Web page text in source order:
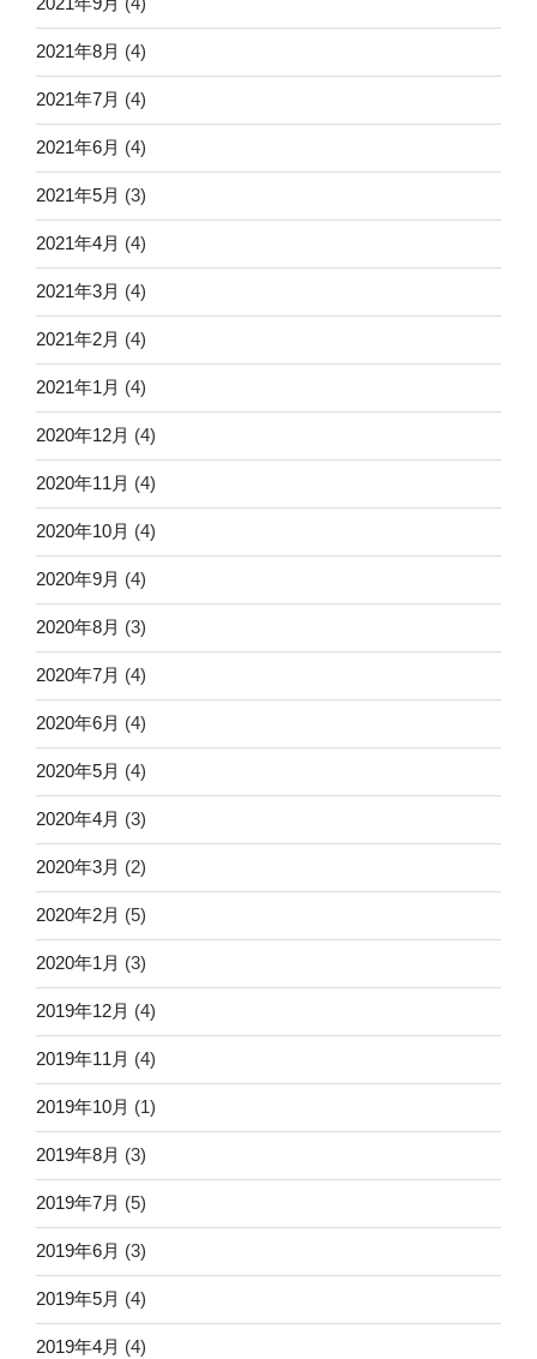
2021年8月 (4)
2021年7月 (4)
2021年6月 (4)
2021年5月 (3)
2021年4月 (4)
2021年3月 (4)
2021年2月 (4)
2021年1月 (4)
2020年12月 (4)
2020年11月 (4)
2020年10月 (4)
2020年9月 (4)
2020年8月 (3)
2020年7月 (4)
2020年6月 (4)
2020年5月 (4)
2020年4月 (3)
2020年3月 (2)
2020年2月 (5)
2020年1月 (3)
2019年12月 (4)
2019年11月 (4)
2019年10月 (1)
2019年8月 (3)
2019年7月 (5)
2019年6月 (3)
2019年5月 (4)
2019年4月 (4)